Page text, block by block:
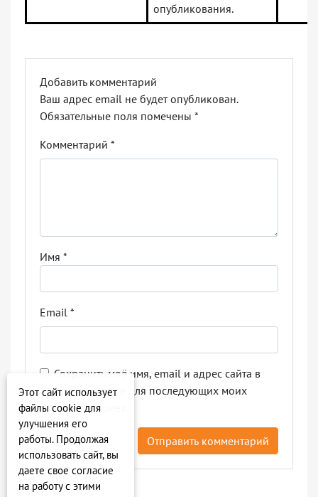
опубликования.
Добавить комментарий
Ваш адрес email не будет опубликован.
Обязательные поля помечены *
Комментарий *
Имя *
Email *
Сохранить моё имя, email и адрес сайта в
этом браузере для последующих моих
комментариев.
Этот сайт использует
файлы cookie для
улучшения его
работы. Продолжая
использовать сайт, вы
даете свое согласие
на работу с этими